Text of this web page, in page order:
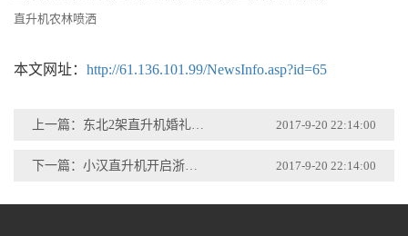
直升机农林喷洒
本文网址： http://61.136.101.99/NewsInfo.asp?id=65
2017-9-20 22:14:00
2017-9-20 22:14:00